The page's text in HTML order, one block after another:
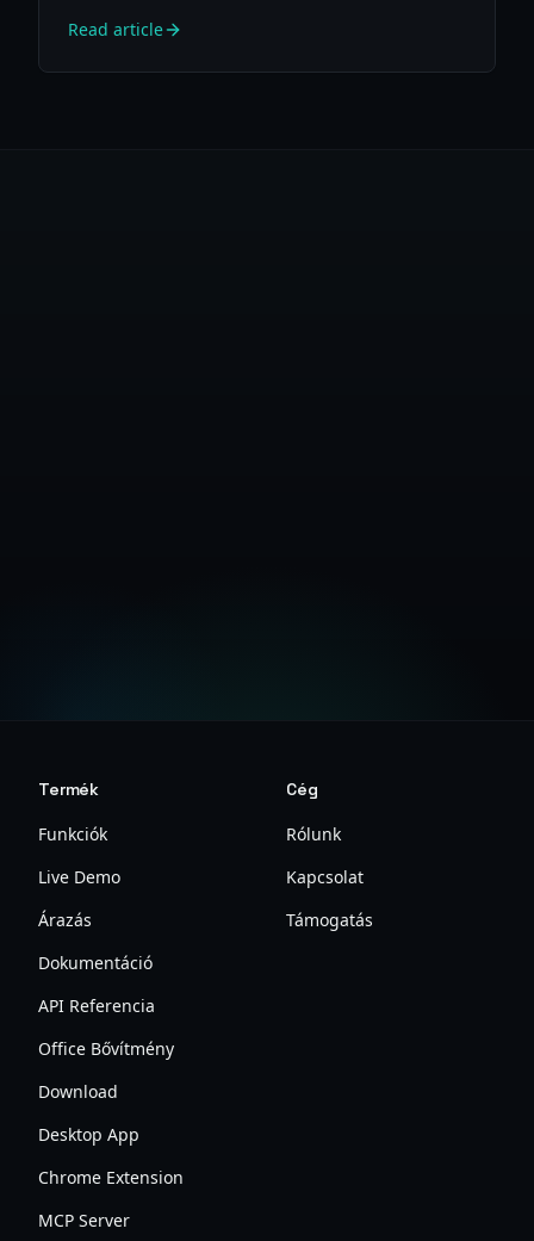
Read article
Termék
Funkciók
Live Demo
Árazás
Dokumentáció
API Referencia
Office Bővítmény
Download
Desktop App
Chrome Extension
MCP Server
Cég
Rólunk
Kapcsolat
Támogatás